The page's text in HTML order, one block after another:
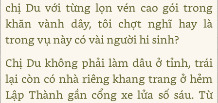
chị Du với từng lọn vén cao gói trong
khăn vành dây, tôi chợt nghĩ hay là
trong vụ này có vài người hi sinh?
Chị Du không phải làm dâu ở tỉnh, trái
lại còn có nhà riêng khang trang ở hẻm
Lập Thành gần cổng xe lửa số sáu. Từ